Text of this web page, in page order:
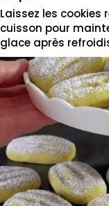
Laissez les
cuisson pour
glace après